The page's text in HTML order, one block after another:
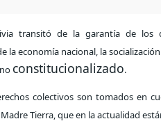
transitó de la garantía de los
la economía nacional, la
constitucionalizado.
colectivos son tomados en
Tierra, que en la actualidad